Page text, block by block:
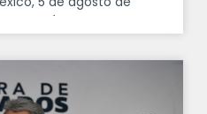
de la oposición
en materia de
forman parte […]